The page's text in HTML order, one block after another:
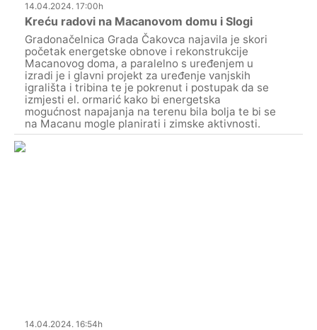
14.04.2024. 17:00h
Kreću radovi na Macanovom domu i Slogi
Gradonačelnica Grada Čakovca najavila je skori
početak energetske obnove i rekonstrukcije
Macanovog doma, a paralelno s uređenjem u
izradi je i glavni projekt za uređenje vanjskih
igrališta i tribina te je pokrenut i postupak da se
izmjesti el. ormarić kako bi energetska
mogućnost napajanja na terenu bila bolja te bi se
na Macanu mogle planirati i zimske aktivnosti.
14.04.2024. 16:54h